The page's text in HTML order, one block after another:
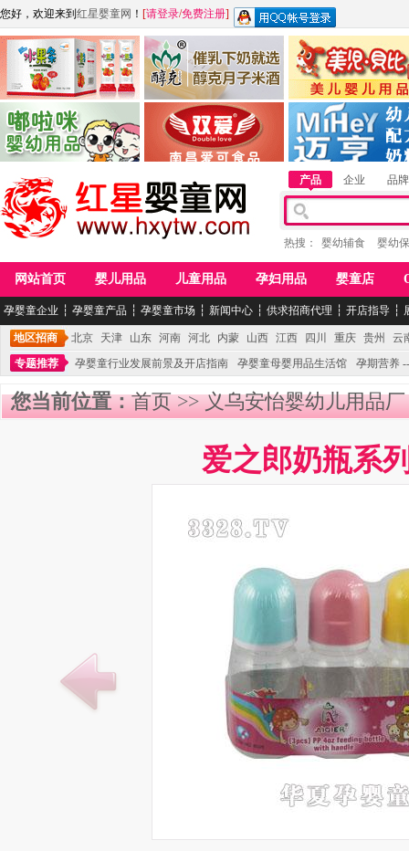
您好，欢迎来到 红星婴童网 ！ [请登录/免费注册]
江西麦嘟嘟食品有限公司
青岛嘟啦咪婴幼儿用品公司
江西醇之客月子米酒 惠州市美儿婴儿用品
湖南迈亨母婴用品有限
产品 企业 品牌
热搜： 婴幼辅食 婴幼
网站首页 婴儿用品 儿童用品 孕妇用品 婴童店
孕婴童企业 ┆ 孕婴童产品 ┆ 孕婴童市场 ┆ 新闻中心 ┆ 供求招商代理 ┆ 开店指导 ┆
地区招商 北京 天津 山东 河南 河北 内蒙 山西 江西 四川 重庆 贵州
云
专题推荐
孕婴童行业发展前景及开店指南 孕婴童母婴用品生活馆 孕期营养
您当前位置：首页>>义乌安怡婴幼儿用品厂
爱之郎奶瓶系